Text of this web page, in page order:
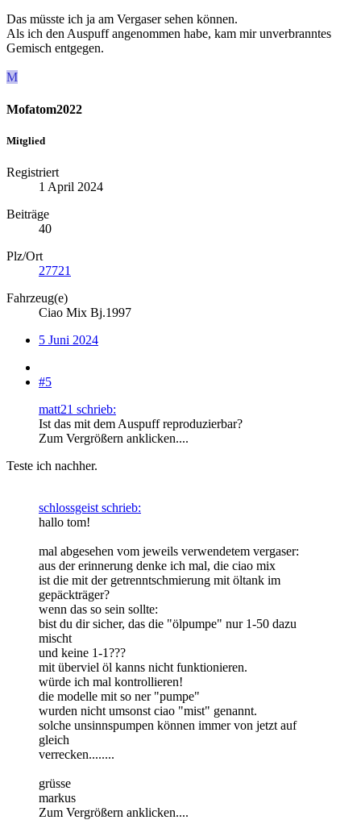
Das müsste ich ja am Vergaser sehen können.
Als ich den Auspuff angenommen habe, kam mir unverbranntes
Gemisch entgegen.
M
Mofatom2022
Mitglied
Registriert
1 April 2024
Beiträge
40
Plz/Ort
27721
Fahrzeug(e)
Ciao Mix Bj.1997
5 Juni 2024
#5
matt21 schrieb:
Ist das mit dem Auspuff reproduzierbar?
Zum Vergrößern anklicken....
Teste ich nachher.
schlossgeist schrieb:
hallo tom!
mal abgesehen vom jeweils verwendetem vergaser:
aus der erinnerung denke ich mal, die ciao mix
ist die mit der getrenntschmierung mit öltank im
gepäckträger?
wenn das so sein sollte:
bist du dir sicher, das die "ölpumpe" nur 1-50 dazu
mischt
und keine 1-1???
mit überviel öl kanns nicht funktionieren.
würde ich mal kontrollieren!
die modelle mit so ner "pumpe"
wurden nicht umsonst ciao "mist" genannt.
solche unsinnspumpen können immer von jetzt auf
gleich
verrecken........
grüsse
markus
Zum Vergrößern anklicken....